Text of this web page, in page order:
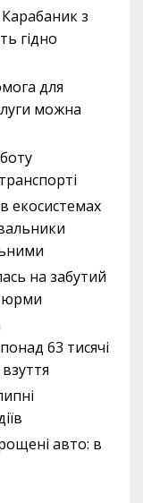
з
гідно
для
можна
екосистемах
на забутий
63 тисячі
авто: в